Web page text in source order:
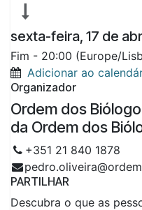
sexta-feira, 17 de
Fim - 20:00 (Europe/
Adicionar ao
Organizador
Ordem dos
da Ordem dos
+351 21 840 1878
PARTILHAR
Descubra o que as